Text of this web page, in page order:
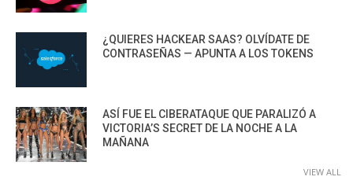
¿QUIERES HACKEAR SAAS? OLVÍDATE DE
CONTRASEÑAS — APUNTA A LOS TOKENS
ASÍ FUE EL CIBERATAQUE QUE PARALIZÓ A
VICTORIA’S SECRET DE LA NOCHE A LA
MAÑANA
VIEW ALL